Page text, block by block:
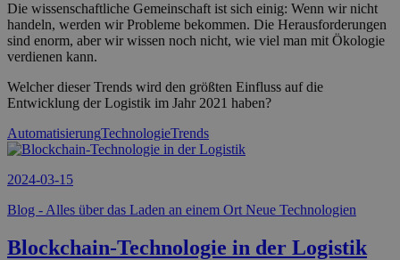
Die wissenschaftliche Gemeinschaft ist sich einig: Wenn wir nicht
handeln, werden wir Probleme bekommen. Die Herausforderungen
sind enorm, aber wir wissen noch nicht, wie viel man mit Ökologie
verdienen kann.
Welcher dieser Trends wird den größten Einfluss auf die
Entwicklung der Logistik im Jahr 2021 haben?
AutomatisierungTechnologieTrends
2024-03-15
Blog - Alles über das Laden an einem Ort Neue Technologien
Blockchain-Technologie in der Logistik